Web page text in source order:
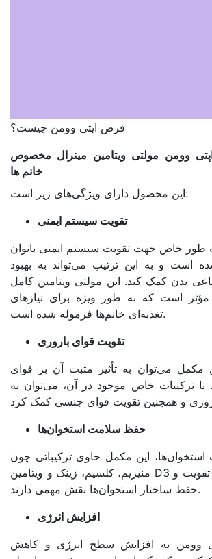
قرص اپتی وومن چیست؟
وومن مولتی ویتامین مینرال مخصوص
خانم ها
این محصول دارای ویژگی‌های زیر است:
تقویت سیستم ایمنی
طور خاص جهت تقویت سیستم ایمنی بانوان
است و به این ترتیب می‌تواند به بهبود
بدن کمک کند. این مولتی ویتامین کامل
ترکیب مؤثر است که به طور ویژه برای نیازهای
تغذیه‌ای خانم‌ها فرموله شده است.
تقویت قوای باروری
مکمل می‌توان به تأثیر مثبت آن بر قوای
با ترکیبات خاص موجود در آن، می‌توان به
حفظ سلامت استخوان‌ها
این مکمل حاوی ترکیباتی چون
منیزیم، کلسیم، زینک و ویتامین D3 است که همگی در تقویت و
حفظ ساختار استخوان‌ها نقش مهمی دارند.
افزایش انرژی
وومن به افزایش سطح انرژی و کاهش